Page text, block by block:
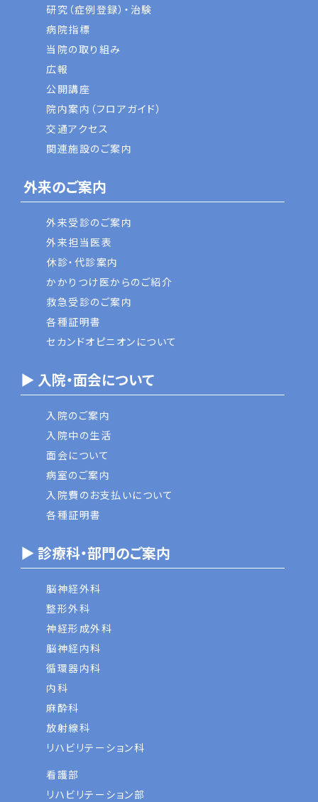
研究（症例登録）・治験
病院指標
当院の取り組み
広報
公開講座
院内案内（フロアガイド）
交通アクセス
関連施設のご案内
外来のご案内
外来受診のご案内
外来担当医表
休診・代診案内
かかりつけ医からのご紹介
救急受診のご案内
各種証明書
セカンドオピニオンについて
▶ 入院・面会について
入院のご案内
入院中の生活
面会について
病室のご案内
入院費のお支払いについて
各種証明書
▶ 診療科・部門のご案内
脳神経外科
整形外科
神経形成外科
脳神経内科
循環器内科
内科
麻酔科
放射線科
リハビリテーション科
看護部
リハビリテーション部